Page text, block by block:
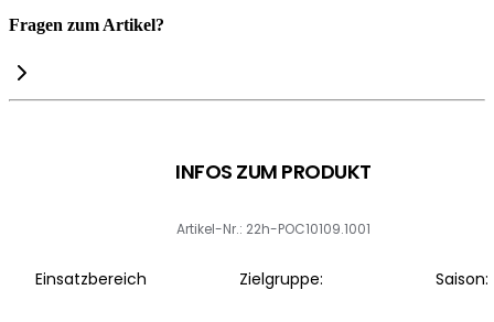
Fragen zum Artikel?
INFOS ZUM PRODUKT
Artikel-Nr.: 22h-POC10109.1001
Einsatzbereich Zielgruppe: Saison: